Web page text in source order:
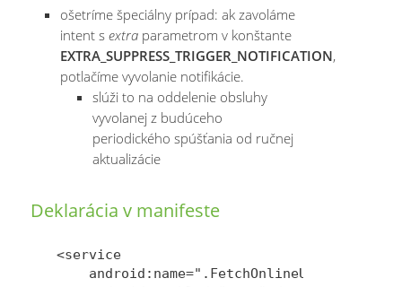
ošetríme špeciálny prípad: ak zavoláme
intent s extraparametrom v konštante
EXTRA_SUPPRESS_TRIGGER_NOTIFICATION,
potlačíme vyvolanie notifikácie.
slúži to na oddelenie obsluhy
vyvolanej z budúceho
periodického spúšťania od ručnej
aktualizácie
Deklarácia v manifeste
<service